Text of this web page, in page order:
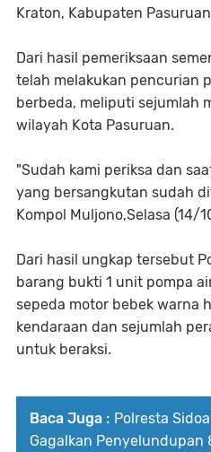
Kraton, Kabupaten
Dari hasil pemeriksaan
telah melakukan pencurian
berbeda, meliputi sejumlah
wilayah Kota Pasuruan.
"Sudah kami periksa dan
yang bersangkutan sudah
Kompol Muljono,Selasa (14/
Dari hasil ungkap tersebut
barang bukti 1 unit pompa
sepeda motor bebek warna
kendaraan dan sejumlah
untuk beraksi.
Baca Juga : Polresta
Gagalkan Penyelundupan